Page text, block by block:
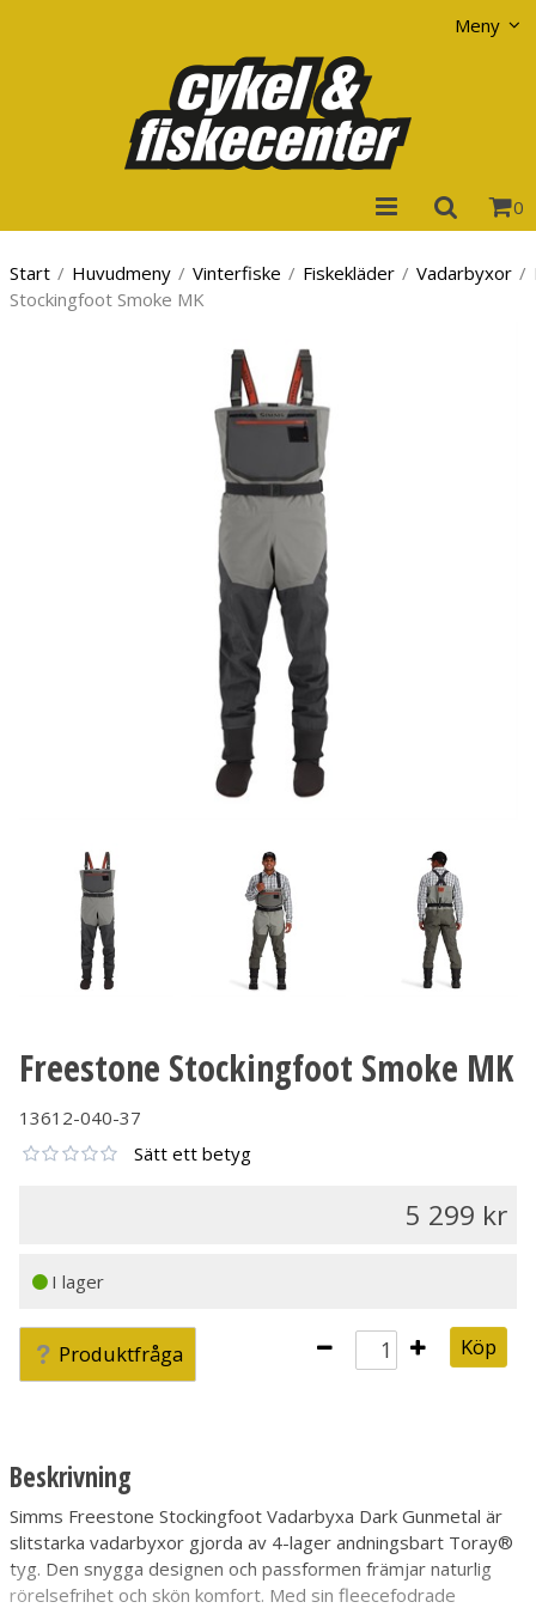
Meny
0
Start / Huvudmeny / Vinterfiske / Fiskekläder / Vadarbyxor /
Stockingfoot Smoke MK
Freestone Stockingfoot Smoke MK
13612-040-37
Sätt ett betyg
5 299
I lager
Produktfråga Köp
Beskrivning
Simms Freestone Stockingfoot Vadarbyxa Dark Gunmetal är
slitstarka vadarbyxor gjorda av 4-lager andningsbart Toray®
tyg. Den snygga designen och passformen främjar naturlig
rörelsefrihet och skön komfort. Med sin fleecefodrade